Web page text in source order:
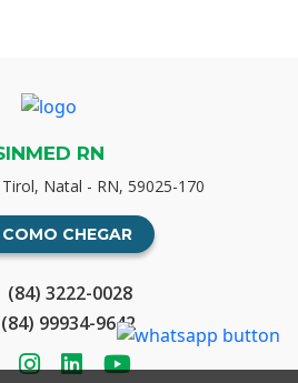
RN
Natal - RN, 59025-170
COMO CHEGAR
(84) 3222-0028
(84) 99934-9642